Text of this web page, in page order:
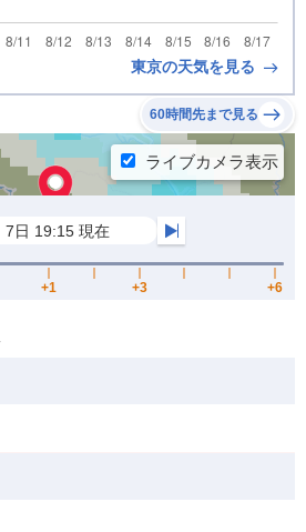
東京の天気を見る
60時間先まで見る